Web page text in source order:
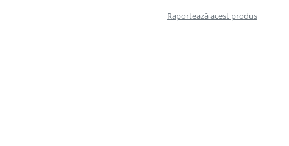
Raportează acest produs